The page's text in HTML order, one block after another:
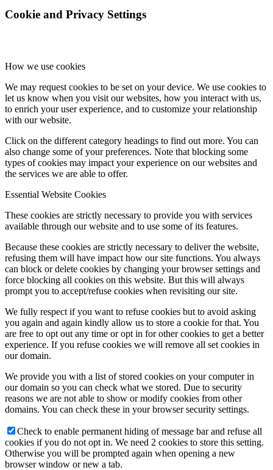
Cookie and Privacy Settings
How we use cookies
We may request cookies to be set on your device. We use cookies to
let us know when you visit our websites, how you interact with us,
to enrich your user experience, and to customize your relationship
with our website.
Click on the different category headings to find out more. You can
also change some of your preferences. Note that blocking some
types of cookies may impact your experience on our websites and
the services we are able to offer.
Essential Website Cookies
These cookies are strictly necessary to provide you with services
available through our website and to use some of its features.
Because these cookies are strictly necessary to deliver the website,
refusing them will have impact how our site functions. You always
can block or delete cookies by changing your browser settings and
force blocking all cookies on this website. But this will always
prompt you to accept/refuse cookies when revisiting our site.
We fully respect if you want to refuse cookies but to avoid asking
you again and again kindly allow us to store a cookie for that. You
are free to opt out any time or opt in for other cookies to get a better
experience. If you refuse cookies we will remove all set cookies in
our domain.
We provide you with a list of stored cookies on your computer in
our domain so you can check what we stored. Due to security
reasons we are not able to show or modify cookies from other
domains. You can check these in your browser security settings.
Check to enable permanent hiding of message bar and refuse all
cookies if you do not opt in. We need 2 cookies to store this setting.
Otherwise you will be prompted again when opening a new
browser window or new a tab.